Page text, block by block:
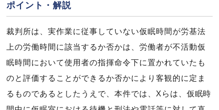
ポイント・解説
裁判所は、実作業に従事していない仮眠時間が労基法
上の労働時間に該当するか否かは、労働者が不活動仮
眠時間において使用者の指揮命令下に置かれていたも
のと評価することができるか否かにより客観的に定ま
るものであるとしたうえで、本件では、Xらは、仮眠時